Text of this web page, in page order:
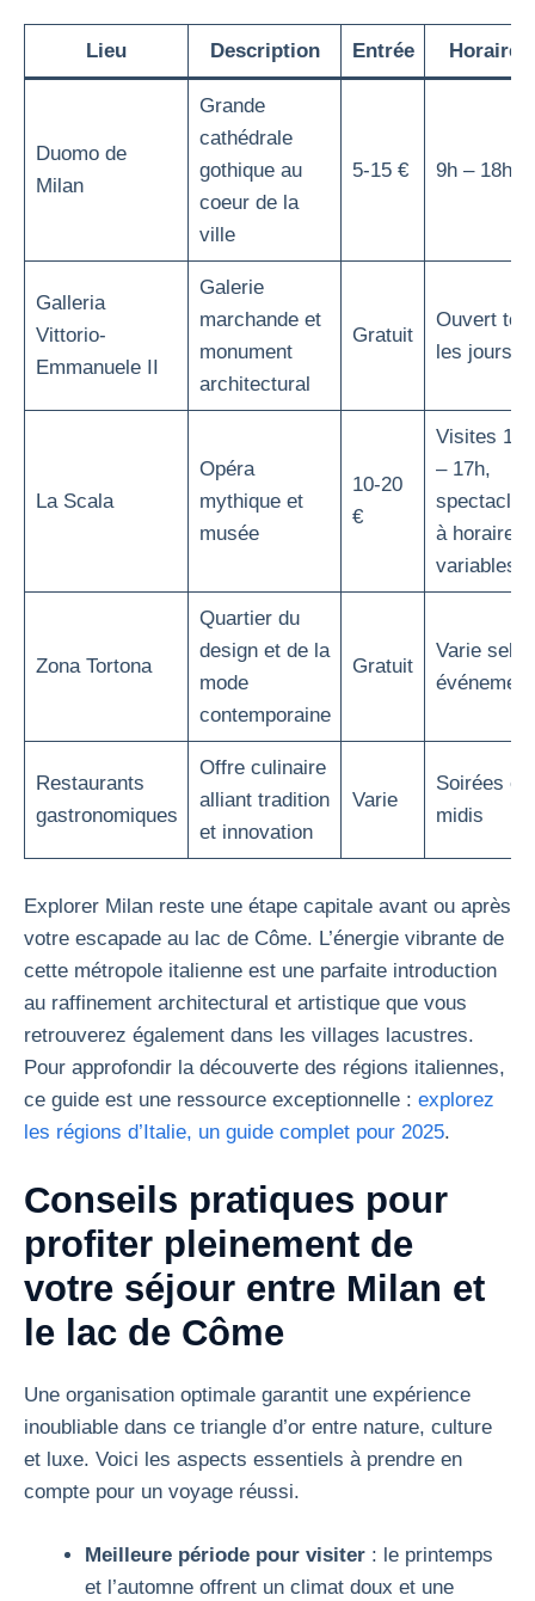
Lieu Description Entrée Horaires
Duomo de
Milan
Grande
cathédrale
gothique au
coeur de la
ville
5-15 € 9h – 18h
Galleria
Vittorio-
Emmanuele II
Galerie
marchande et
monument
architectural
Gratuit
Ouvert
les jours
La Scala
Opéra
mythique et
musée
10-20
€
Visites 10h
– 17h,
spectacles
à horaires
variables
Zona Tortona
Quartier du
design et de la
mode
contemporaine
Gratuit
Varie selon
Restaurants
gastronomiques
Offre culinaire
alliant tradition
et innovation
Varie
Soirées et
midis
Explorer Milan reste une étape capitale avant ou après
votre escapade au lac de Côme. L’énergie vibrante de
cette métropole italienne est une parfaite introduction
au raffinement architectural et artistique que vous
retrouverez également dans les villages lacustres.
Pour approfondir la découverte des régions italiennes,
ce guide est une ressource exceptionnelle : explorez
les régions d’Italie, un guide complet pour 2025.
Conseils pratiques pour
profiter pleinement de
votre séjour entre Milan et
le lac de Côme
Une organisation optimale garantit une expérience
inoubliable dans ce triangle d’or entre nature, culture
et luxe. Voici les aspects essentiels à prendre en
compte pour un voyage réussi.
Meilleure période pour visiter : le printemps
et l’automne offrent un climat doux et une